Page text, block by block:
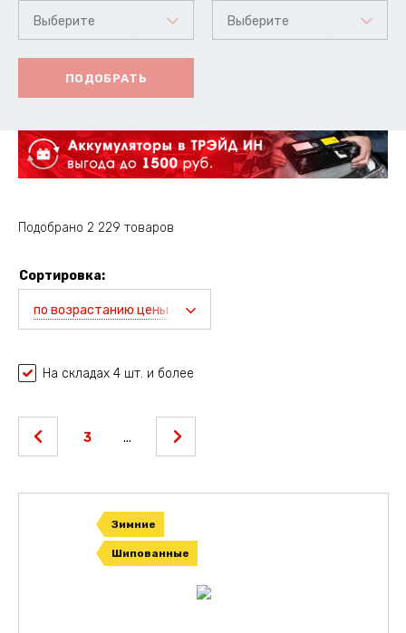
Выберите Выберите
ПОДОБРАТЬ
Подобрано 2 229 товаров
Сортировка:
по возрастанию цены
На складах 4 шт. и более
3 ...
Зимние
Шипованные